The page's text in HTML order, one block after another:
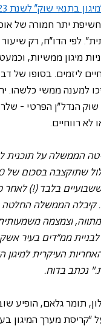
בתנאי שוק" לשנת 2023
יתר חמורה של
לפי הדו"ח, רק
מיגון ממשיות,
למענה ממשי כלשהו.
שוק הנדל"ן הפרטי -
לא רווחיים.
החליטה הממשלה על
ששבועיים בלבד (!)
קיבלה הממשלה
וצמצמה
לבניית ממ"דים בעיר
העיקרית למיגון
נכתב בדוח.
תומר גלאם, הופיע
"קריסת מערך המיגון